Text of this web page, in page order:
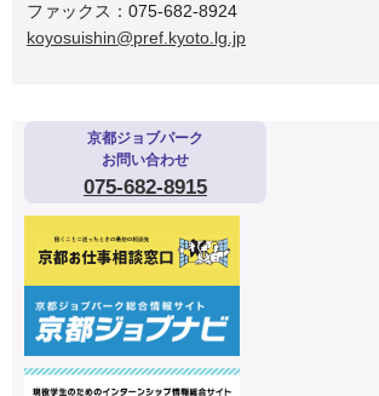
ファックス：075-682-8924
koyosuishin@pref.kyoto.lg.jp
京都ジョブパーク
お問い合わせ
075-682-8915